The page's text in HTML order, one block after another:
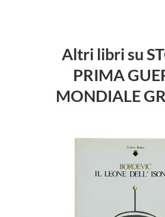
Altri libri su
PRIMA
MONDIALE